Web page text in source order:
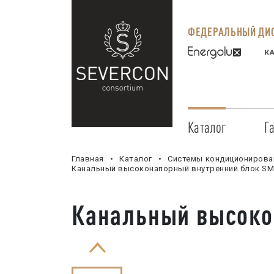
ФЕДЕРАЛЬНЫЙ
Каталог
Главная Каталог Системы
Канальный высоконапорный внутренний блок
Канальный